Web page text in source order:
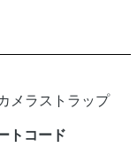
トコード